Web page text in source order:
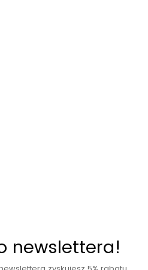
newslettera!